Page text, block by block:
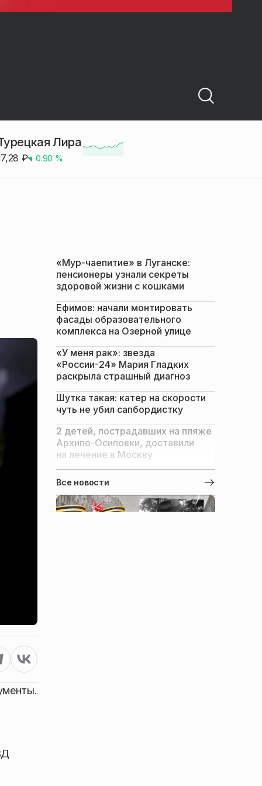
Лира
₽ 0.90 %
«Мур-чаепитие» в Луганске:
пенсионеры узнали секреты
здоровой жизни с кошками
Ефимов: начали монтировать
фасады образовательного
комплекса на Озерной улице
«У меня рак»: звезда
«России-24» Мария Гладких
раскрыла страшный диагноз
Шутка такая: катер на скорости
чуть не убил сапбордистку
2 детей, пострадавших на пляже
Архипо-Осиповки, доставили
на лечение в Москву
Все новости